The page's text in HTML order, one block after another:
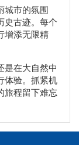
城市的氛围
史古迹。每个
增添无限精
是在大自然中
体验。抓紧机
旅程留下难忘